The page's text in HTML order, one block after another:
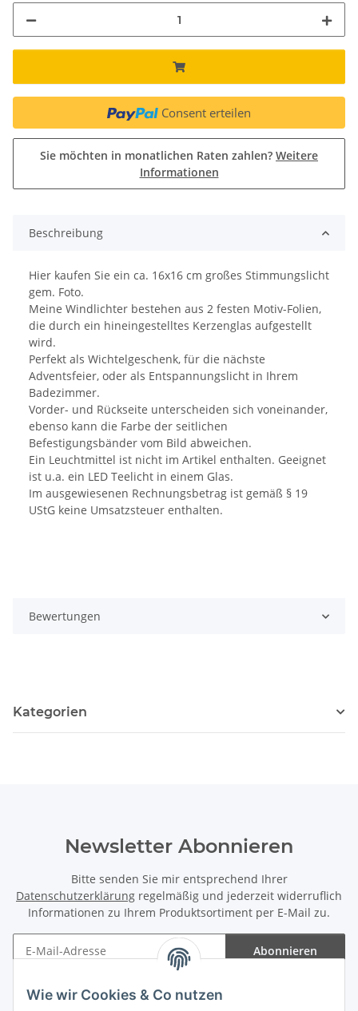
Wie wir Cookies & Co nutzen
Consent erteilen
Sie möchten in monatlichen Raten zahlen? Weitere
Informationen
Beschreibung
Hier kaufen Sie ein ca. 16x16 cm großes Stimmungslicht
gem. Foto.
Meine Windlichter bestehen aus 2 festen Motiv-Folien,
die durch ein hineingestelltes Kerzenglas aufgestellt
wird.
Perfekt als Wichtelgeschenk, für die nächste
Adventsfeier, oder als Entspannungslicht in Ihrem
Badezimmer.
Vorder- und Rückseite unterscheiden sich voneinander,
ebenso kann die Farbe der seitlichen
Befestigungsbänder vom Bild abweichen.
Ein Leuchtmittel ist nicht im Artikel enthalten. Geeignet
ist u.a. ein LED Teelicht in einem Glas.
Im ausgewiesenen Rechnungsbetrag ist gemäß § 19
UStG keine Umsatzsteuer enthalten.
Bewertungen
Kategorien
Newsletter Abonnieren
Bitte senden Sie mir entsprechend Ihrer
Datenschutzerklärung regelmäßig und jederzeit widerruflich
Informationen zu Ihrem Produktsortiment per E-Mail zu.
Abonnieren